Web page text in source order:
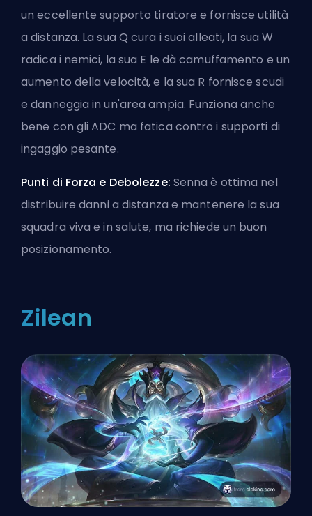
un eccellente supporto tiratore e fornisce utilità
a distanza. La sua Q cura i suoi alleati, la sua W
radica i nemici, la sua E le dà camuffamento e un
aumento della velocità, e la sua R fornisce scudi
e danneggia in un'area ampia. Funziona anche
bene con gli ADC ma fatica contro i supporti di
ingaggio pesante.
Punti di Forza e Debolezze: Senna è ottima nel
distribuire danni a distanza e mantenere la sua
squadra viva e in salute, ma richiede un buon
posizionamento.
Zilean